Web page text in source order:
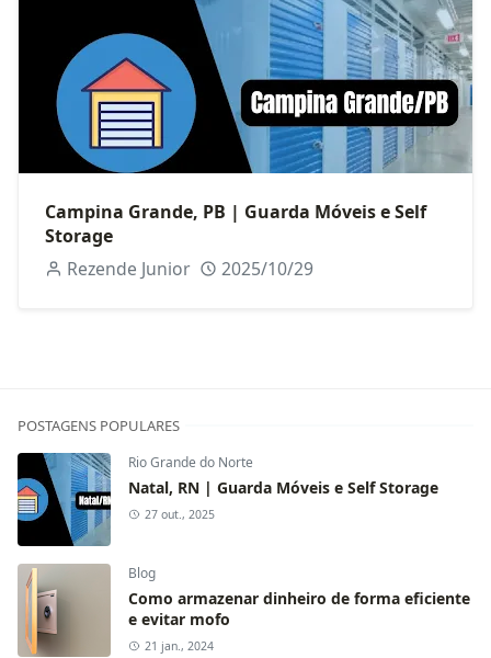
Campina Grande, PB | Guarda Móveis e Self
Storage
Rezende Junior
2025/10/29
POSTAGENS POPULARES
Rio Grande do Norte
Natal, RN | Guarda Móveis e Self Storage
27 out., 2025
Blog
Como armazenar dinheiro de forma eficiente
e evitar mofo
21 jan., 2024